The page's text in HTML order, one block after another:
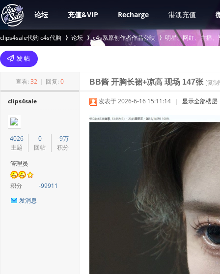
论坛 充值&VIP Recharge 港澳充值
clips4sale代购 c4s代购
>
论坛 c4s系原创作者作品公映
›
明星、网红、主播
查看: 32 | 回复: 0 BB酱 开胸长裙+凉高 现场 147张 [复
clips4sale
4026
主题
0
回帖
-9万
积分
管理员
积分
-99911
发消息
发表于 2026-6-16 15:11:14 | 显示全部楼层